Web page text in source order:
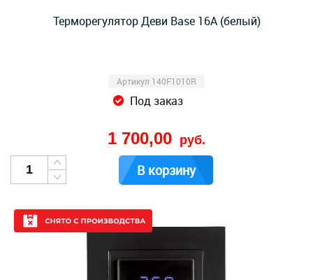
Терморегулятор Деви Base 16A (белый)
Артикул 140F1010R
Под заказ
1 700,00 руб.
В корзину